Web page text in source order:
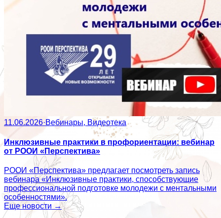
11.06.2026·Вебинары, Видеотека
Инклюзивные практики в профориентации: вебинар
от РООИ «Перспектива»
РООИ «Перспектива» предлагает посмотреть запись
вебинара «Инклюзивные практики, способствующие
профессиональной подготовке молодежи с ментальными
особенностями».
Еще новости →